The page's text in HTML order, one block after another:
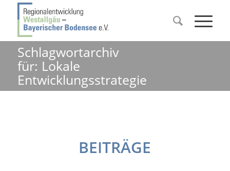
Schlagwortarchiv
für: Lokale
Entwicklungsstrategie
BEITRÄGE